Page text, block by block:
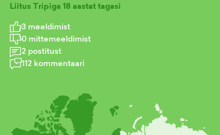
Liitus Tripiga 18 aastat tagasi
3 meeldimist
0 mittemeeldimist
2 postitust
112 kommentaari